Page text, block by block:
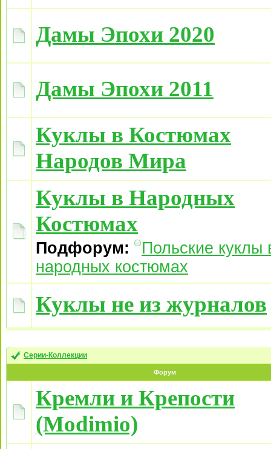
Дамы Эпохи 2020
Дамы Эпохи 2011
Куклы в Костюмах
Народов Мира
Куклы в Народных
Костюмах
Подфорум:
Польские куклы
народных костюмах
Куклы не из журналов
Серии-Коллекции
Форум
Кремли и Крепости
(Modimio)